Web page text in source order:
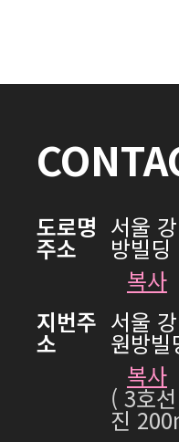
도로명
주소
서울
방빌
복사
지번주
소
서울
원방
복사
( 3호
진